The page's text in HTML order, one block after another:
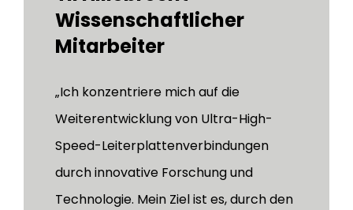
Wissenschaftlicher
Mitarbeiter
„Ich konzentriere mich auf die
Weiterentwicklung von Ultra-High-
Speed-Leiterplattenverbindungen
durch innovative Forschung und
Technologie. Mein Ziel ist es, durch den